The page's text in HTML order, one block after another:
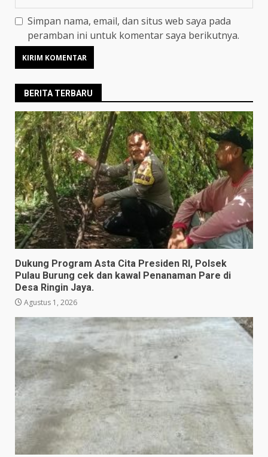
Simpan nama, email, dan situs web saya pada
peramban ini untuk komentar saya berikutnya.
BERITA TERBARU
Dukung Program Asta Cita Presiden RI, Polsek
Pulau Burung cek dan kawal Penanaman Pare di
Desa Ringin Jaya.
Agustus 1, 2026